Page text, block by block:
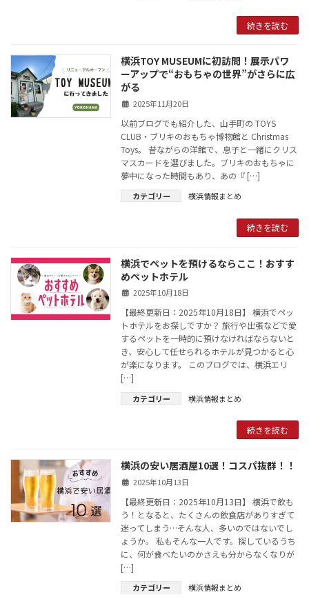
続きを読む
横浜TOY MUSEUMに初訪問！展示パワ
ーアップで“おもちゃの世界”がさらに広
がる
2025年11月20日
以前ブログでも紹介した、山手町の TOYS
CLUB・ブリキのおもちゃ博物館と Christmas
Toys。 昔ながらの洋館で、息子と一緒にクリス
マスカードを選びました。ブリキのおもちゃに
夢中になった時間もあり、あの『 […]
カテゴリー 横浜情報まとめ
続きを読む
横浜でペットを預けるならここ！おすす
めペットホテル
2025年10月18日
【最終更新日：2025年10月18日】 横浜でペッ
トホテルをお探しですか？ 旅行や出張などで愛
するペットを一時的に預けなければならないと
き、安心して任せられるホテルが見つかると心
が楽になります。 このブログでは、横浜エリ
[…]
カテゴリー 横浜情報まとめ
続きを読む
横浜の安い居酒屋10選！コスパ抜群！！
2025年10月13日
【最終更新日：2025年10月13日】 横浜で飲も
う！となると、たくさんの飲食店がありすぎて
迷ってしまう…そんな人、多いのではないでし
ょうか。 私もそんな一人です。探しているうち
に、何が食べたいのかさえも分からなくなりが
[…]
カテゴリー 横浜情報まとめ